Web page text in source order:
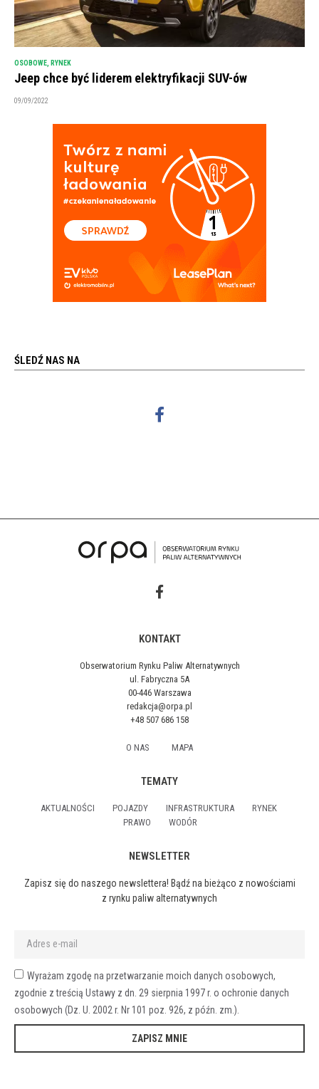
OSOBOWE, RYNEK
Jeep chce być liderem elektryfikacji SUV-ów
09/09/2022
ŚLEDŹ NAS NA
KONTAKT
Obserwatorium Rynku Paliw Alternatywnych
ul. Fabryczna 5A
00-446 Warszawa
redakcja@orpa.pl
+48 507 686 158
O NAS MAPA
TEMATY
AKTUALNOŚCI POJAZDY INFRASTRUKTURA
RYNEK
PRAWO
WODÓR
NEWSLETTER
Zapisz się do naszego newslettera! Bądź na bieżąco z nowościami
z rynku paliw alternatywnych
Wyrażam zgodę na przetwarzanie moich danych osobowych,
zgodnie z treścią Ustawy z dn. 29 sierpnia 1997 r. o ochronie danych
osobowych (Dz. U. 2002 r. Nr 101 poz. 926, z późn. zm.).
ZAPISZ MNIE